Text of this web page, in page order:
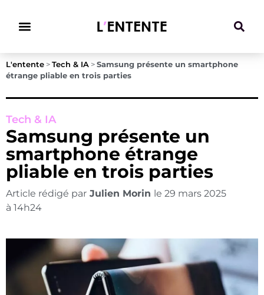
L'entente > Tech & IA > Samsung présente un smartphone
étrange pliable en trois parties
Tech & IA
Samsung présente un
smartphone étrange
pliable en trois parties
Article rédigé par Julien Morin le 29 mars 2025
à 14h24